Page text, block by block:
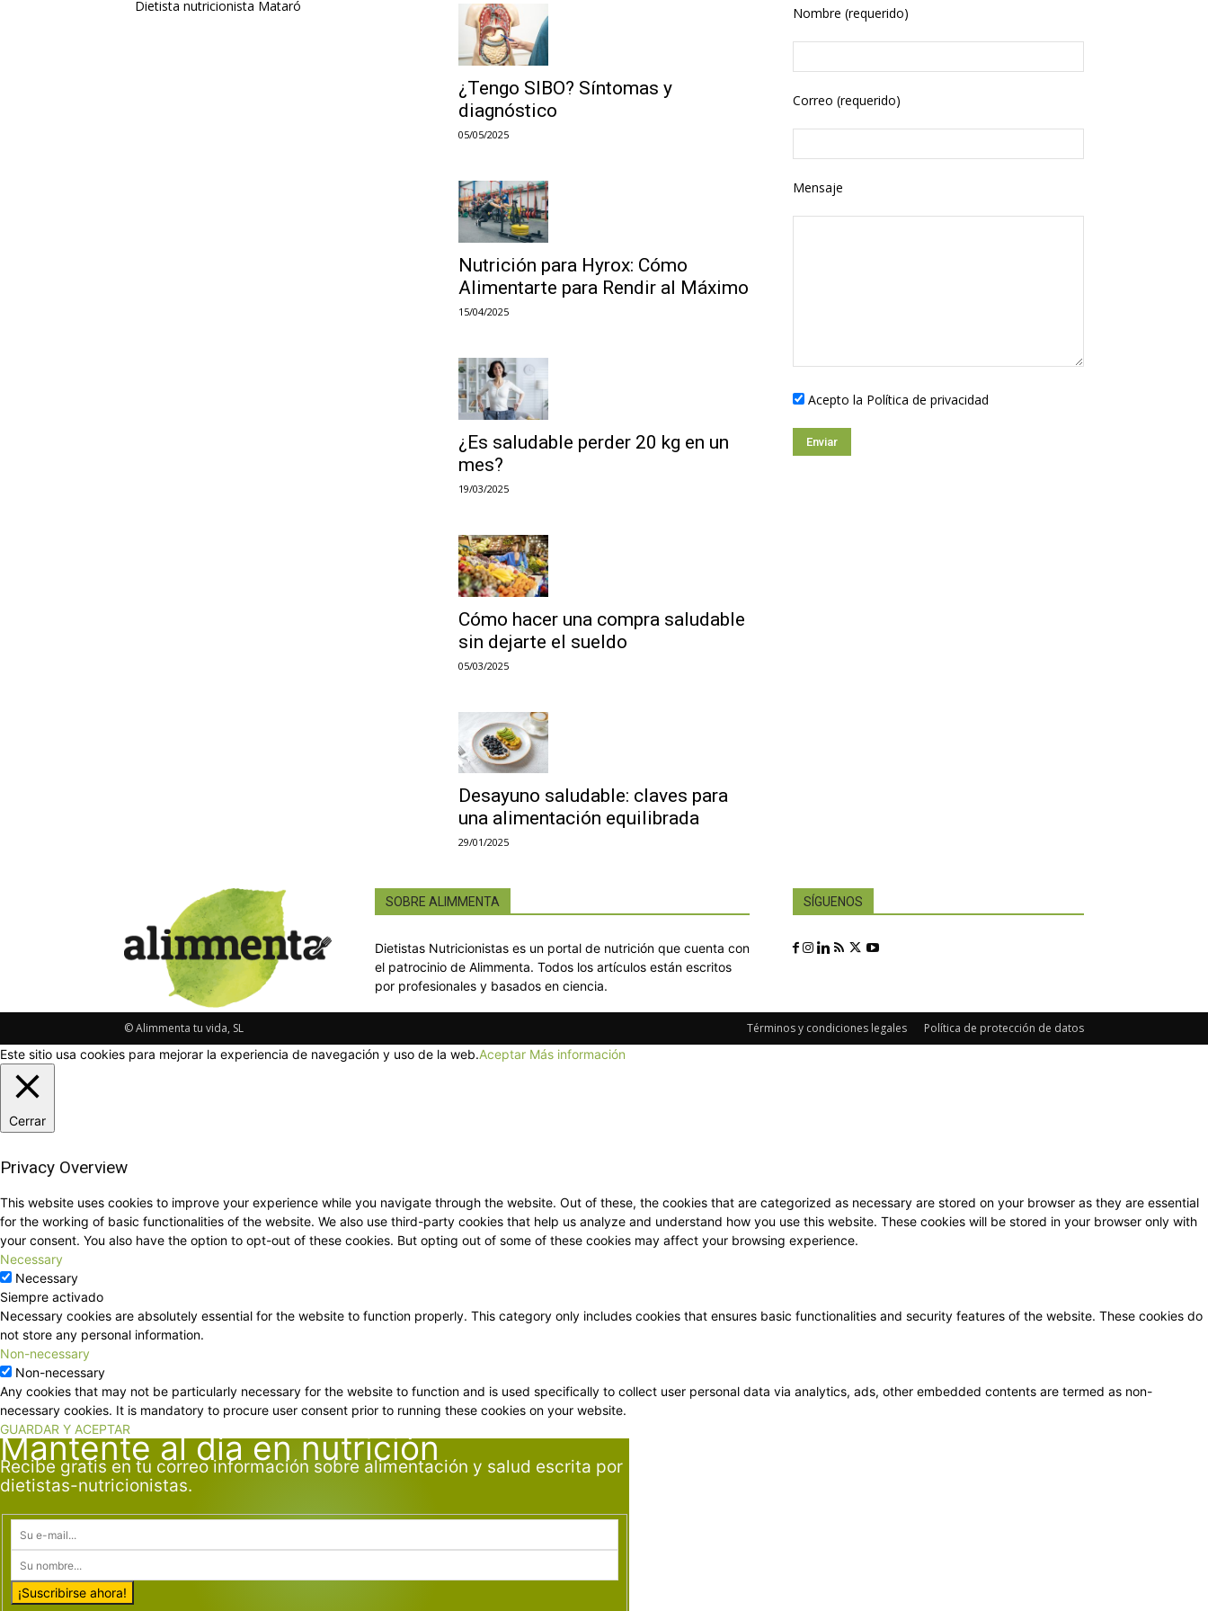
Dietista nutricionista Mataró
¿Tengo SIBO? Síntomas y
diagnóstico
05/05/2025
Nutrición para Hyrox: Cómo
Alimentarte para Rendir al Máximo
15/04/2025
¿Es saludable perder 20 kg en un
mes?
19/03/2025
Cómo hacer una compra saludable
sin dejarte el sueldo
05/03/2025
Desayuno saludable: claves para
una alimentación equilibrada
29/01/2025
Nombre (requerido)
Correo (requerido)
Mensaje
Acepto la Política de privacidad
SOBRE ALIMMENTA
Dietistas Nutricionistas es un portal de nutrición que cuenta con
el patrocinio de Alimmenta. Todos los artículos están escritos
por profesionales y basados en ciencia.
SÍGUENOS
Términos y condiciones legales Política de protección de datos
© Alimmenta tu vida, SL
Este sitio usa cookies para mejorar la experiencia de navegación y uso de la web.Aceptar Más información
Cerrar
Privacy Overview
This website uses cookies to improve your experience while you navigate through the website. Out of these, the cookies that are categorized as necessary are stored on your browser as they are essential
for the working of basic functionalities of the website. We also use third-party cookies that help us analyze and understand how you use this website. These cookies will be stored in your browser only with
your consent. You also have the option to opt-out of these cookies. But opting out of some of these cookies may affect your browsing experience.
Necessary
Necessary
Siempre activado
Necessary cookies are absolutely essential for the website to function properly. This category only includes cookies that ensures basic functionalities and security features of the website. These cookies do
not store any personal information.
Non-necessary
Non-necessary
Any cookies that may not be particularly necessary for the website to function and is used specifically to collect user personal data via analytics, ads, other embedded contents are termed as non-
necessary cookies. It is mandatory to procure user consent prior to running these cookies on your website.
GUARDAR Y ACEPTAR
Mantente al día en nutrición
Recibe gratis en tu correo información sobre alimentación y salud escrita por
dietistas-nutricionistas.
¡Suscribirse ahora!